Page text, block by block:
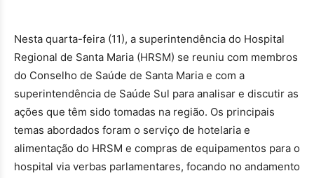
Nesta quarta-feira (11), a superintendência do Hospital
Regional de Santa Maria (HRSM) se reuniu com membros
do Conselho de Saúde de Santa Maria e com a
superintendência de Saúde Sul para analisar e discutir as
ações que têm sido tomadas na região. Os principais
temas abordados foram o serviço de hotelaria e
alimentação do HRSM e compras de equipamentos para o
hospital via verbas parlamentares, focando no andamento